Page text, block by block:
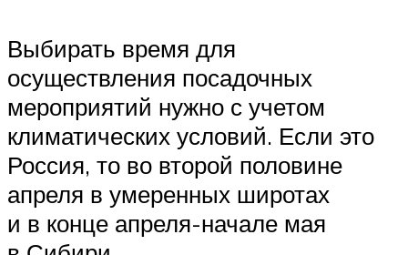
Выбирать время для
осуществления посадочных
мероприятий нужно с учетом
климатических условий. Если это
Россия, то во второй половине
апреля в умеренных широтах
и в конце апреля-начале мая